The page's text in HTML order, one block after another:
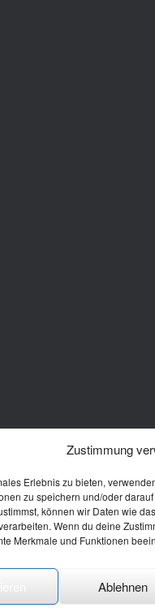
Zustimmung
Erlebnis zu bieten,
zu speichern und/oder
können wir Daten wie
Wenn du deine
Merkmale und Funktionen
Ablehnen